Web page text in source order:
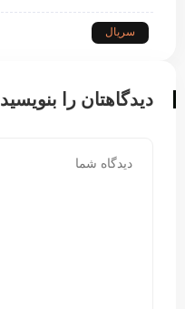
سریال
دیدگاهتان را بنویسید